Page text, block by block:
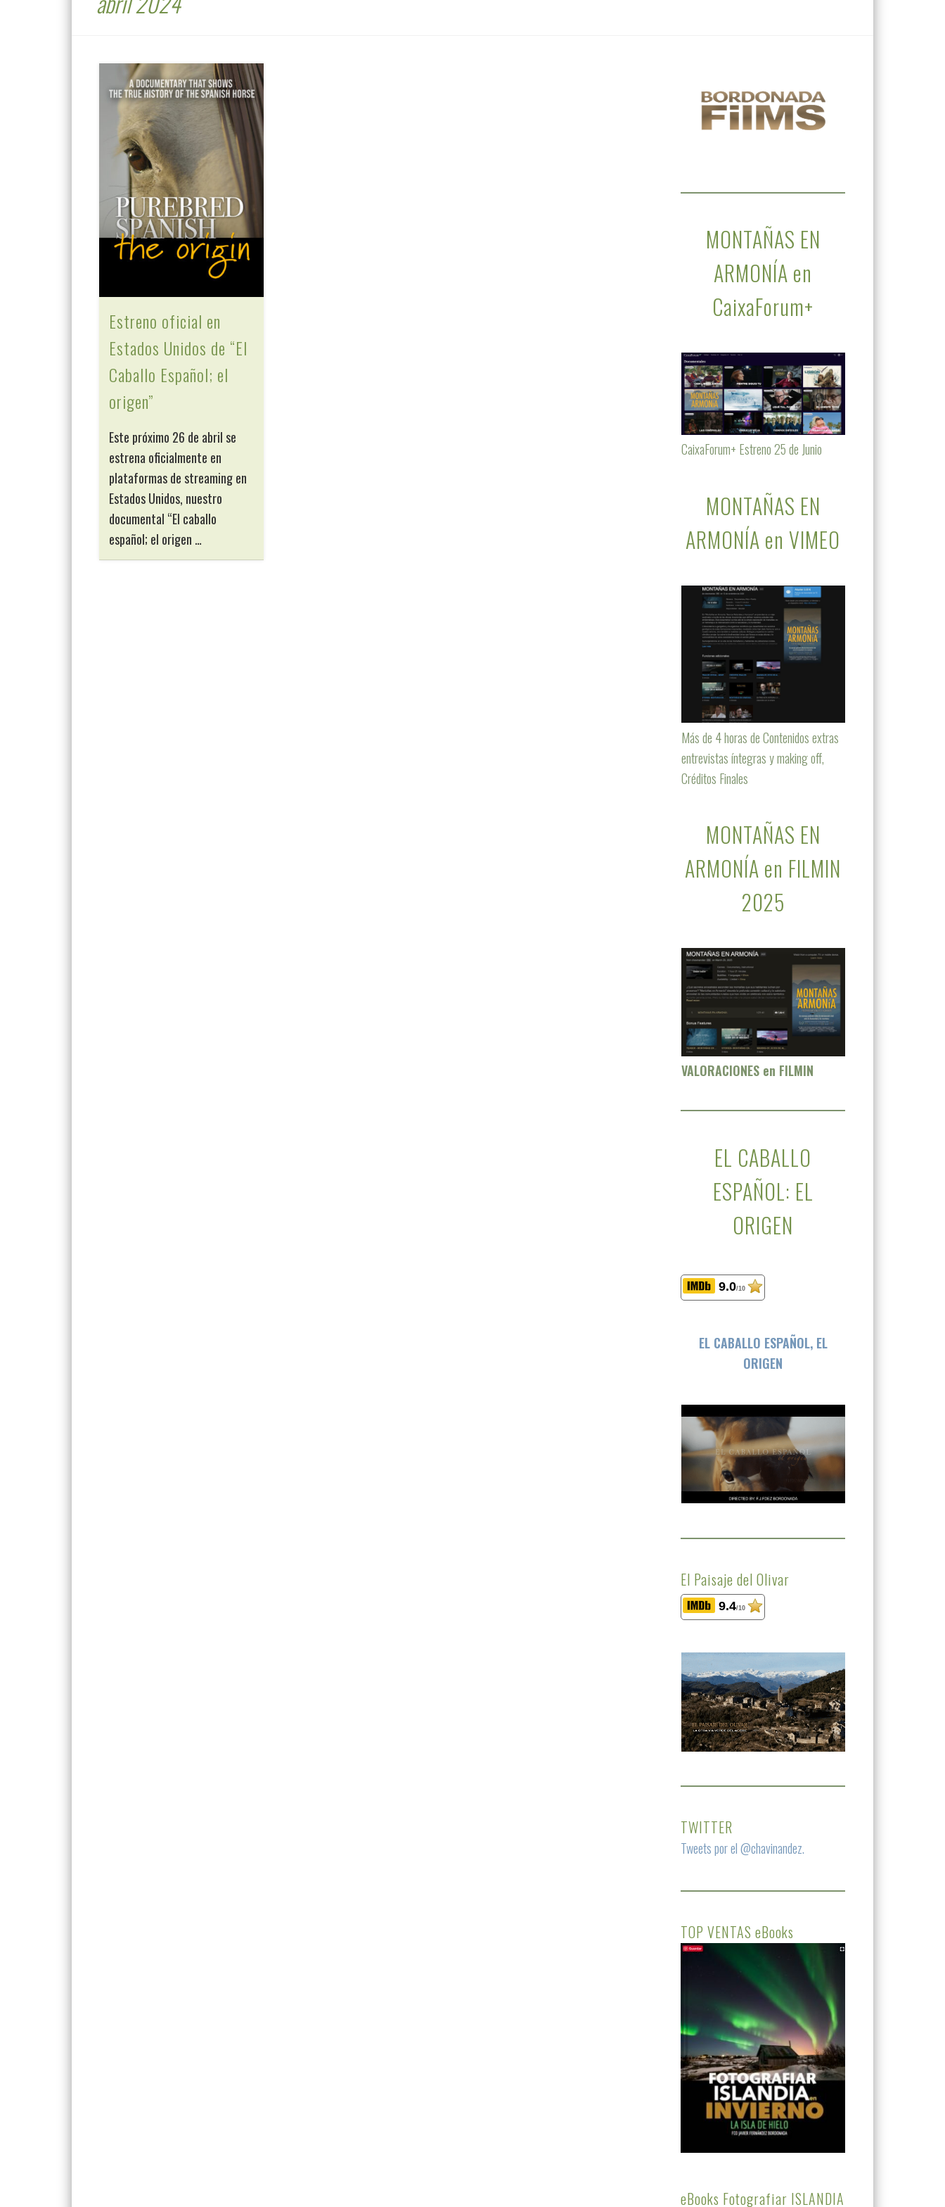
Estreno oficial en
Estados Unidos de “El
Caballo Español; el
origen”
Este próximo 26 de abril se
estrena oficialmente en
plataformas de streaming en
Estados Unidos, nuestro
documental “El caballo
español; el origen …
MONTAÑAS EN
ARMONÍA en
CaixaForum+
CaixaForum+ Estreno 25 de Junio
MONTAÑAS EN
ARMONÍA en VIMEO
Más de 4 horas de Contenidos extras
entrevistas íntegras y making off,
Créditos Finales
MONTAÑAS EN
ARMONÍA en FILMIN
2025
VALORACIONES en FILMIN
EL CABALLO
ESPAÑOL: EL
ORIGEN
9.0/10
EL CABALLO ESPAÑOL, EL
ORIGEN
El Paisaje del Olivar
9.4/10
TWITTER
Tweets por el @chavinandez.
TOP VENTAS eBooks
eBooks Fotografiar ISLANDIA